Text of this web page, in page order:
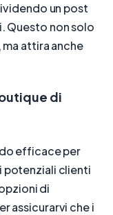
un post
Questo non solo
attira anche
di
efficace per
potenziali clienti
di
assicurarvi che i